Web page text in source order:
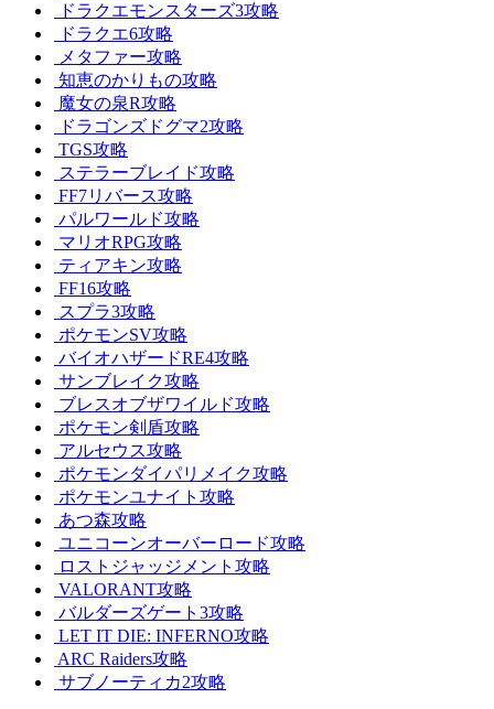
ドラクエモンスターズ3攻略
ドラクエ6攻略
メタファー攻略
知恵のかりもの攻略
魔女の泉R攻略
ドラゴンズドグマ2攻略
TGS攻略
ステラーブレイド攻略
FF7リバース攻略
パルワールド攻略
マリオRPG攻略
ティアキン攻略
FF16攻略
スプラ3攻略
ポケモンSV攻略
バイオハザードRE4攻略
サンブレイク攻略
ブレスオブザワイルド攻略
ポケモン剣盾攻略
アルセウス攻略
ポケモンダイパリメイク攻略
ポケモンユナイト攻略
あつ森攻略
ユニコーンオーバーロード攻略
ロストジャッジメント攻略
VALORANT攻略
バルダーズゲート3攻略
LET IT DIE: INFERNO攻略
ARC Raiders攻略
サブノーティカ2攻略